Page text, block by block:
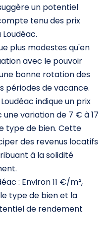
un potentiel
tenu des prix
plus modestes qu'en
avec le pouvoir
bonne rotation des
périodes de vacance.
indique un prix
une variation de 7 € à 17
type de bien. Cette
des revenus locatifs
à la solidité
: Environ 11 €/m²,
type de bien et la
de rendement